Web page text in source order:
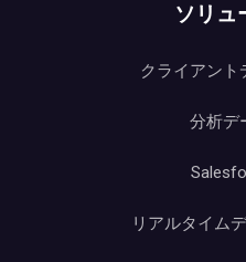
ソリュ
クライアント
分析デ
リアルタイム